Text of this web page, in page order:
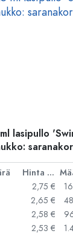
lasipullo
Hinta per kpl
2,75 €
2,65 €
2,58 €
2,53 €